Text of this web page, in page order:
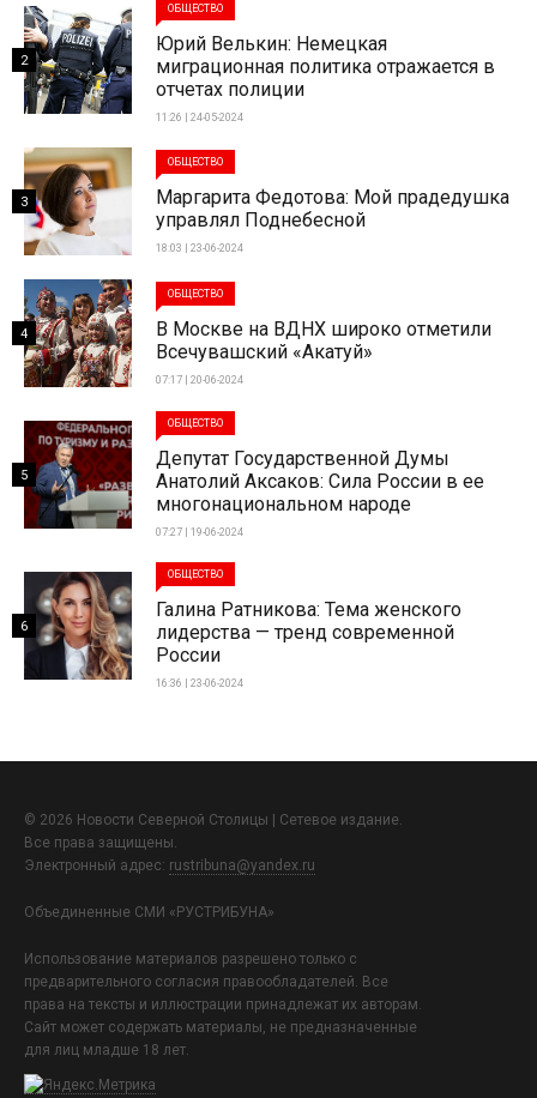
ОБЩЕСТВО
Юрий Велькин: Немецкая
миграционная политика отражается в
отчетах полиции
11:26 | 24-05-2024
2
ОБЩЕСТВО
Маргарита Федотова: Мой прадедушка
управлял Поднебесной
18:03 | 23-06-2024
3
ОБЩЕСТВО
В Москве на ВДНХ широко отметили
Всечувашский «Акатуй»
07:17 | 20-06-2024
4
ОБЩЕСТВО
Депутат Государственной Думы
Анатолий Аксаков: Сила России в ее
многонациональном народе
07:27 | 19-06-2024
5
ОБЩЕСТВО
Галина Ратникова: Тема женского
лидерства — тренд современной
России
16:36 | 23-06-2024
6
© 2026 Новости Северной Столицы | Сетевое издание.
Все права защищены.
Электронный адрес: rustribuna@yandex.ru
Объединенные СМИ «РУСТРИБУНА»
Использование материалов разрешено только с
предварительного согласия правообладателей. Все
права на тексты и иллюстрации принадлежат их авторам.
Сайт может содержать материалы, не предназначенные
для лиц младше 18 лет.